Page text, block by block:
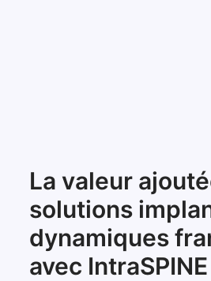
La valeur
solutions
dynamiques
avec IntraSPINE